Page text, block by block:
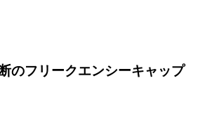
のフリークエンシーキャップ